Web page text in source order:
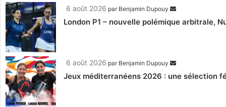
6 août 2026 par Benjamin Dupouy
London P1 – nouvelle polémique arbitrale,
6 août 2026 par Benjamin Dupouy
Jeux méditerranéens 2026 : une sélection